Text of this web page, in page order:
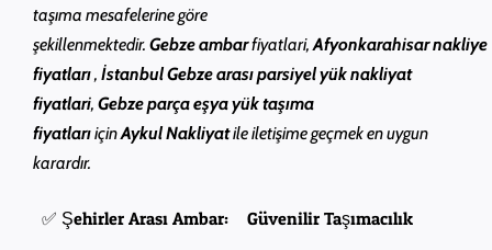
taşıma mesafelerine göre
şekillenmektedir. Gebze ambarfiyatlari,Afyonkarahisarnakliye
fiyatları, İstanbul Gebze arası parsiyel yük nakliyat
fiyatlari, Gebzeparça eşya yük taşıma
fiyatlarıiçinAykulNakliyatile iletişime geçmek en uygun
karardır.
✅ Şehirler Arası Ambar: Güvenilir Taşımacılık